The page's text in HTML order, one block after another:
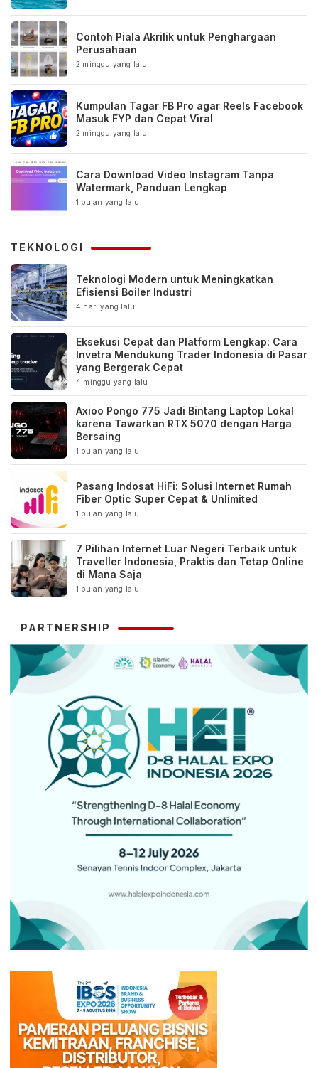
Contoh Piala Akrilik untuk Penghargaan
Perusahaan
2 minggu yang lalu
Kumpulan Tagar FB Pro agar Reels Facebook
Masuk FYP dan Cepat Viral
2 minggu yang lalu
Cara Download Video Instagram Tanpa
Watermark, Panduan Lengkap
1 bulan yang lalu
TEKNOLOGI
Teknologi Modern untuk Meningkatkan
Efisiensi Boiler Industri
4 hari yang lalu
Eksekusi Cepat dan Platform Lengkap: Cara
Invetra Mendukung Trader Indonesia di Pasar
yang Bergerak Cepat
4 minggu yang lalu
Axioo Pongo 775 Jadi Bintang Laptop Lokal
karena Tawarkan RTX 5070 dengan Harga
Bersaing
1 bulan yang lalu
Pasang Indosat HiFi: Solusi Internet Rumah
Fiber Optic Super Cepat & Unlimited
1 bulan yang lalu
7 Pilihan Internet Luar Negeri Terbaik untuk
Traveller Indonesia, Praktis dan Tetap Online
di Mana Saja
1 bulan yang lalu
PARTNERSHIP